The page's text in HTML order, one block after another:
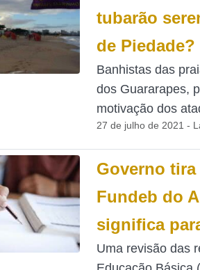
tubarão
de Piedade?
Banhistas das
dos Guararapes,
motivação dos
27 de julho de 2021 -
Governo tira
Fundeb do
significa
Uma revisão das